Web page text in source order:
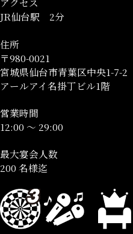
JR仙台駅 2分
住所
〒980-0021
宮城県仙台市青葉区中央1-7-2
アールアイ名掛丁ビル1階
営業時間
12:00 ～ 29:00
最大宴会人数
200 名様迄